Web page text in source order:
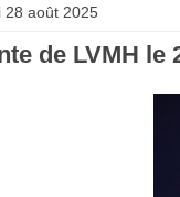
28 août 2025
de LVMH le